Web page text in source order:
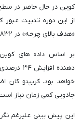
«هدف بالای چرخه» در ۱۲۳,۸۳۲ دلار خواهد رسید.
جادویی کمی زمان نیاز
این پیش بینی علیرغم